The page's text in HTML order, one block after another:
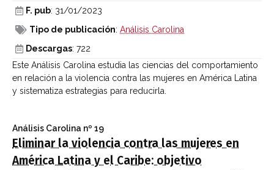
F. pub: 31/01/2023
Tipo de publicación: Análisis Carolina
Descargas: 722
Este Análisis Carolina estudia las ciencias del comportamiento
en relación a la violencia contra las mujeres en América Latina
y sistematiza estrategias para reducirla.
Análisis Carolina nº 19
Eliminar la violencia contra las mujeres en
América Latina y el Caribe: objetivo